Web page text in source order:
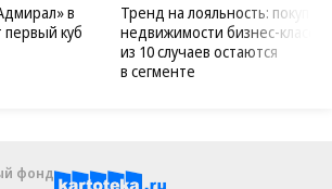
в
куб
Тренд на лояльность:
недвижимости бизнес-класса
из 10 случаев остаются
в сегменте
фонд